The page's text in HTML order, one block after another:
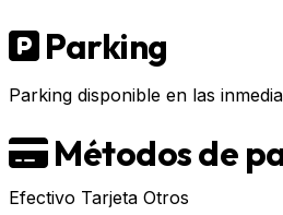
Parking
Parking disponible en las
Métodos de
Efectivo Tarjeta Otros